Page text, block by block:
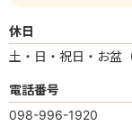
休日
土・日・祝日・お盆
電話番号
098-996-1920